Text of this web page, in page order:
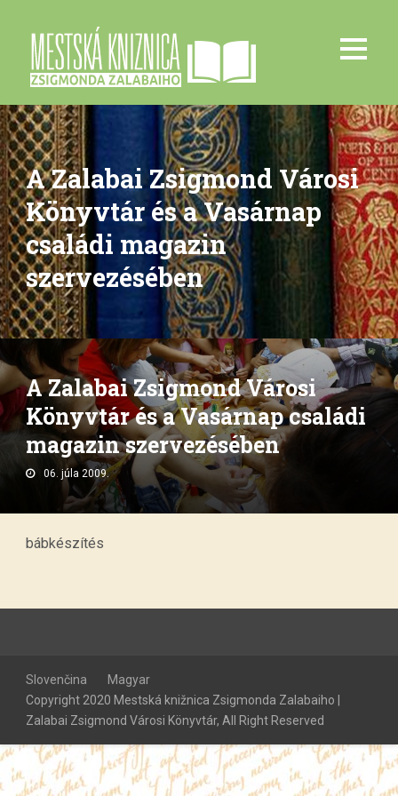
A Zalabai Zsigmond Városi
Könyvtár és a Vasárnap
családi magazin
szervezésében
A Zalabai Zsigmond Városi
Könyvtár és a Vasárnap családi
magazin szervezésében
06. júla 2009.
bábkészítés
Slovenčina
Magyar
Copyright 2020 Mestská knižnica Zsigmonda Zalabaiho |
Zalabai Zsigmond Városi Könyvtár, All Right Reserved